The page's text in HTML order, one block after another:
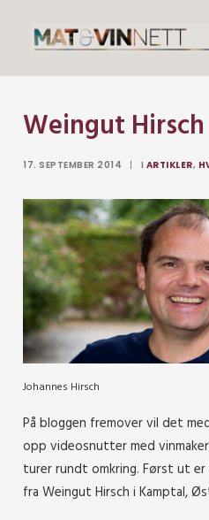
Mat
Lenker
Om vin
Om meg
Search
Weingut Hirsch
17. SEPTEMBER 2014 | I ARTIKLER,
Johannes Hirsch
På bloggen fremover vil det
opp videosnutter med
turer rundt omkring. Først ut er
fra Weingut Hirsch i Kamptal,